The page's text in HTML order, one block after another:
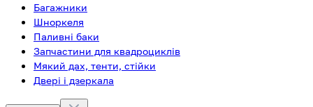
Багажники
Шноркеля
Паливні баки
Запчастини для квадроциклів
Мякий дах, тенти, стійки
Двері і дзеркала